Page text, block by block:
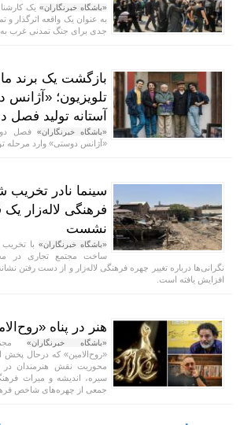
«باشگاه خبرنگاران» یک
به عنوان یک واقعه اثرگذار و
جدی برای جنگ تمدنی غرب
بازگشت یک برند
تلویزیون؛ «آژانس
آستانه تولید فصل
«باشگاه خبرنگاران» فصل
«آژانس دوستی» وارد مرحله
سینما نادر تخریب
فرهنگی لاله‌زار
نشست
«باشگاه خبرنگاران» با تخریب
ساخت مجتمع تجاری در
نگرانی‌ها درباره تغییر چهره فرهنگی لاله‌زار و از دست رفتن
افزایش یافته است.
هنر در پناه
«باشگاه خبرنگاران»
«روح‌الامین» که درحال پخش
محوریت نقش هنرمندان در
سیره، اندیشه و میراث
جمعی از چهره‌های شاخص